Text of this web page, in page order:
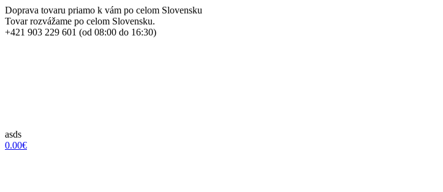
Doprava tovaru priamo k vám po celom Slovensku
Tovar rozvážame po celom Slovensku.
+421 903 229 601 (od 08:00 do 16:30)
asds
0.00€